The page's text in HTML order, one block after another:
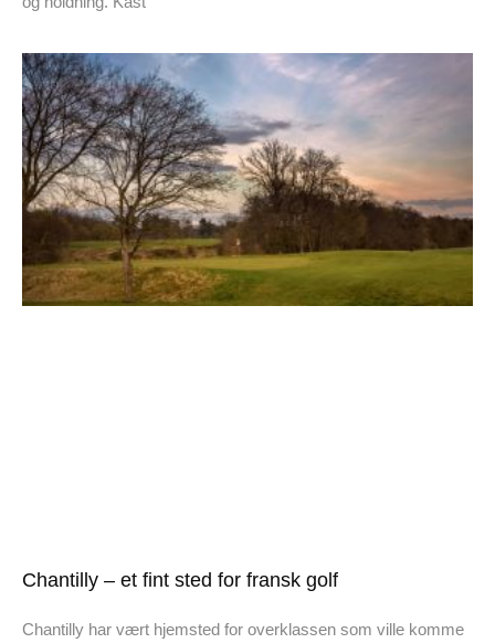
Chantilly – et fint sted for fransk golf
Chantilly har vært hjemsted for overklassen som ville komme